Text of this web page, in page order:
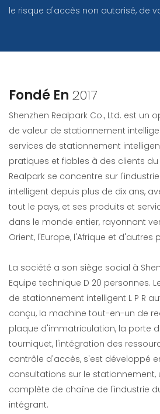
le risque d'accès non autorisé, de
Fondé En 2017
Shenzhen Realpark Co., Ltd. est un
de valeur de stationnement
services de stationnement
pratiques et fiables à des clients
Realpark se concentre sur
intelligent depuis plus de dix ans,
tout le pays, et ses produits et
dans le monde entier, rayonnant
Orient, l'Europe, l'Afrique et d'autres
La société a son siège social à
Equipe technique D 20 personnes.
de stationnement intelligent L P R
conçu, la machine tout-en-un de
plaque d'immatriculation, la porte
tourniquet, l'intégration des
contrôle d'accès, s'est développé
consultations sur le stationnement,
complète de chaîne de l'industrie
intégrant.